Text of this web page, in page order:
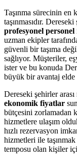
Taşınma sürecinin en
taşınmasıdır.
profesyonel personel
uzman ekipler
güvenli bir taşıma
sağlıyor. Müşteriler,
ister ve bu konuda
büyük bir avantaj elde
Dereseki şehirler
ekonomik fiyatlar
bütçesini zorlamadan
hizmetlere ulaşım
hızlı rezervasyon
hizmetleri ile
temposu olan kişiler